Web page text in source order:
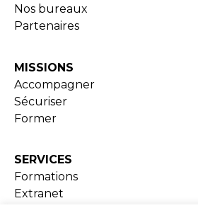
Nos bureaux
Partenaires
MISSIONS
Accompagner
Sécuriser
Former
SERVICES
Formations
Extranet